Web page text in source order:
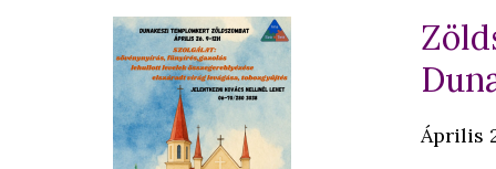
Április